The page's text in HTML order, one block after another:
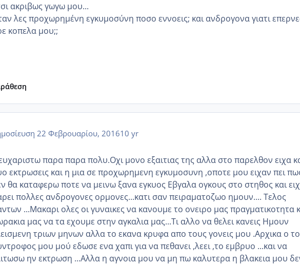
ακριβως γωγω μου...
λες προχωρημένη εγκυμοσύνη ποσο εννοεις; και ανδρογονα γιατι
κοπελα μου;;
22 Φεβρουαρίου, 201610 yr
παρα παρα πολυ.Οχι μονο εξαιτιας της αλλα στο παρελθον ειχα
εκτρωσεις και η μια σε προχωρημενη εγκυμοσυνη ,οποτε μου ειχαν πει
θα καταφερω ποτε να μεινω ξανα εγκυος Εβγαλα ογκους στο στηθος και
πολλες ανδρογονες ορμονες...κατι σαν πειραματοζωο ημουν.... Τελος
...Μακαρι ολες οι γυναικες να κανουμε το ονειρο μας πραγματικοτητα
μας να τα εχουμε στην αγκαλια μας...Τι αλλο να θελει κανεις Ημουν
τριων μηνων αλλα το εκανα κρυφα απο τους γονεις μου .Αρχικα ο
μου μού εδωσε ενα χαπι για να πεθανει ,λεει ,το εμβρυο ...και να
ην εκτρωση ...Αλλα η αγνοια μου να μη πω καλυτερα η βλακεια μου